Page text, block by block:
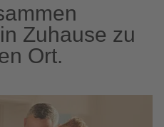
Zuhause zu
Ort.